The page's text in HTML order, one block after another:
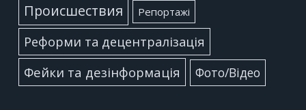
Происшествия Репортажі
Реформи та децентралізація
Фейки та дезінформація
Фото/Відео